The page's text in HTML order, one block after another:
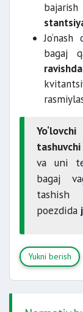
bagaj
ravishda
va uni
bagaj
tashish
poezdida
Yukni berish